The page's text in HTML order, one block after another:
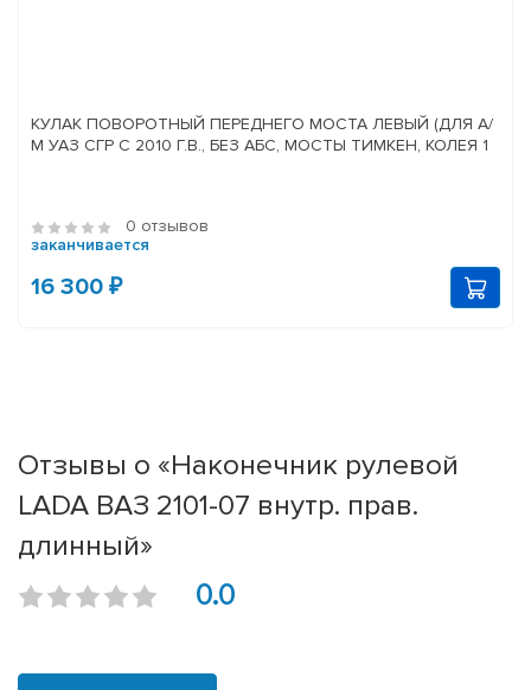
КУЛАК ПОВОРОТНЫЙ ПЕРЕДНЕГО МОСТА ЛЕВЫЙ (ДЛЯ А/
М УАЗ СГР С 2010 Г.В., БЕЗ АБС, МОСТЫ ТИМКЕН, КОЛЕЯ 1
0 отзывов
заканчивается
16 300 ₽
Отзывы о «Наконечник рулевой
LADA ВАЗ 2101-07 внутр. прав.
длинный»
0.0